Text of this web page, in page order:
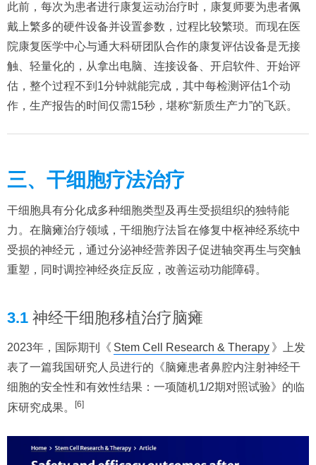
此前，每次为患者进行康复运动治疗时，康复师要为患者佩
戴上繁多的硬件设备并设置参数，过程比较繁琐。而现在医
院康复医学中心与通大科研团队合作的康复评估设备是无接
触、轻量化的，从拿出电脑、连接设备、开启软件、开始评
估，整个过程不到1分钟就能完成，其中每检测评估1个动
作，生产报告的时间仅需15秒，堪称“新质生产力”的飞跃。
三、干细胞疗法治疗
干细胞具有分化成多种细胞类型及再生受损组织的独特能
力。在脑瘫治疗领域，干细胞疗法旨在修复中枢神经系统中
受损的神经元，通过分泌神经营养因子促进轴突再生与突触
重塑，同时调控神经炎症反应，改善运动功能障碍。
3.1 神经干细胞移植治疗脑瘫
2023年，国际期刊《 Stem Cell Research & Therapy 》上发
表了一篇我国研究人员进行的《脑瘫患者鼻腔内注射神经干
细胞的安全性和有效性结果：一项随机1/2期对照试验》的临
床研究成果。
[6]